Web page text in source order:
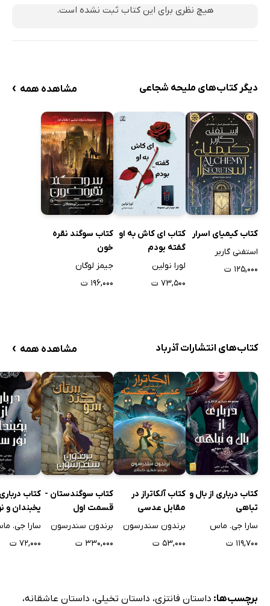
هیچ نظری برای این کتاب ثبت نشده است.
دیگر کتاب‌های ملیحه شجاعی مشاهده همه ›
کتاب کیمیای اسرار
استفنی گاربر
۱۲۵,۰۰۰ ت
کتاب ای کاش به او
گفته بودم
لورا نولین
۷۳,۵۰۰ ت
کتاب سوگند نقره
خون
جیمز لوگان
۱۹۶,۰۰۰ ت
کتاب‌های انتشارات آذرباد مشاهده همه ›
کتاب درباری از بال و
تباهی
سارا جی. ماس
۱۱۹,۷۰۰ ت
کتاب آلکاتراز در
مقابل عدسی
شکسته
برندون سندرسون
۵۳,۰۰۰ ت
کتاب سوگندستان -
قسمت اول
برندون سندرسون
۳۳۰,۰۰۰ ت
کتاب
یخبندان و
سارا جی.
۷۲,۰۰۰ ت
برچسب‌ها: داستان فانتزی، داستان تخیلی، داستان عاشقانه،